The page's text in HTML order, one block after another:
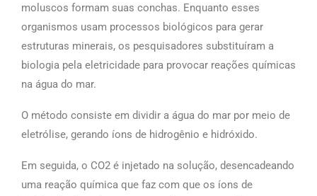
moluscos formam suas conchas. Enquanto esses
organismos usam processos biológicos para gerar
estruturas minerais, os pesquisadores substituíram a
biologia pela eletricidade para provocar reações químicas
na água do mar.
O método consiste em dividir a água do mar por meio de
eletrólise, gerando íons de hidrogênio e hidróxido.
Em seguida, o CO2 é injetado na solução, desencadeando
uma reação química que faz com que os íons de